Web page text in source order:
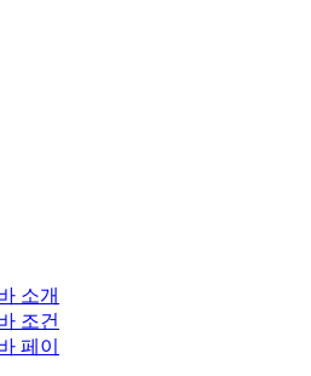
소개
조건
페이